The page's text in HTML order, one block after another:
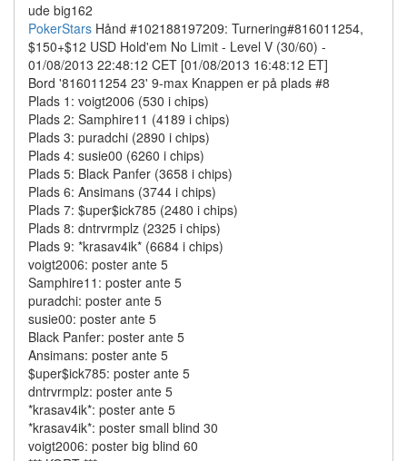
ude big162
PokerStars Hånd #102188197209: Turnering#816011254,
$150+$12 USD Hold'em No Limit - Level V (30/60) -
01/08/2013 22:48:12 CET [01/08/2013 16:48:12 ET]
Bord '816011254 23' 9-max Knappen er på plads #8
Plads 1: voigt2006 (530 i chips)
Plads 2: Samphire11 (4189 i chips)
Plads 3: puradchi (2890 i chips)
Plads 4: susie00 (6260 i chips)
Plads 5: Black Panfer (3658 i chips)
Plads 6: Ansimans (3744 i chips)
Plads 7: $uper$ick785 (2480 i chips)
Plads 8: dntrvrmplz (2325 i chips)
Plads 9: *krasav4ik* (6684 i chips)
voigt2006: poster ante 5
Samphire11: poster ante 5
puradchi: poster ante 5
susie00: poster ante 5
Black Panfer: poster ante 5
Ansimans: poster ante 5
$uper$ick785: poster ante 5
dntrvrmplz: poster ante 5
*krasav4ik*: poster ante 5
*krasav4ik*: poster small blind 30
voigt2006: poster big blind 60